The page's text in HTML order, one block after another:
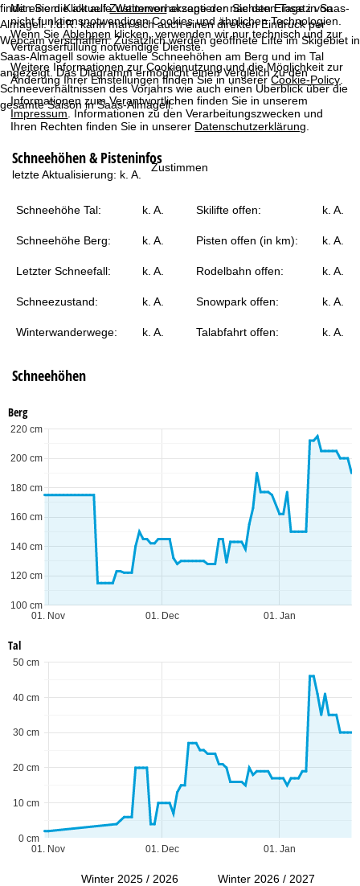
Mit einem Klick aufZustimmenakzeptieren Sie den Einsatz von
nicht funktionsnotwendigen Cookies und ähnlichen Technologien.
Wenn SieAblehnen klicken, verwenden wir nur technisch und zur
Vertragserfüllung notwendige Dienste.
Weitere Informationen zur Cookienutzung und die Möglichkeit zur
Änderung Ihrer Einstellungen finden Sie in unsererCookie-Policy
Informationen zum Verantwortlichen finden Sie in unserem
Impressum . Informationen zu den Verarbeitungszwecken und
Ihren Rechten finden Sie in unserer Datenschutzerklärung
Zustimmen
t
s
e
i
t
finden Sie die aktuelle Wettervorhersage der nächsten Tage in Saas-
Almagell. I.d.R. kann man sich auch einen direkten Eindruck per
Webcam verschaffen. Zusätzlich werden geöffnete Lifte im Skigebiet in
Saas-Almagell sowie aktuelle Schneehöhen am Berg und im Tal
angezeigt. Das Diagramm ermöglicht einen Vergleich zu den
Schneeverhältnissen des Vorjahrs wie auch einen Überblick über die
gesamte Saison in Saas-Almagell.
Schneehöhen & Pisteninfos
letzte Aktualisierung: k. A.
Schneehöhe Tal: k. A. Skilifte offen: k. A.
Schneehöhe Berg: k. A. Pisten offen (in km): k. A.
Letzter Schneefall: k. A. Rodelbahn offen: k. A.
Schneezustand: k. A. Snowpark offen: k. A.
Winterwanderwege: k. A. Talabfahrt offen: k. A.
Schneehöhen
Berg
01. Nov 01. Dec 01. Jan
100 cm
120 cm
140 cm
160 cm
180 cm
200 cm
220 cm
Tal
01. Nov 01. Dec 01. Jan
0 cm
10 cm
20 cm
30 cm
40 cm
50 cm
Winter 2025 / 2026 Winter 2026 / 2027